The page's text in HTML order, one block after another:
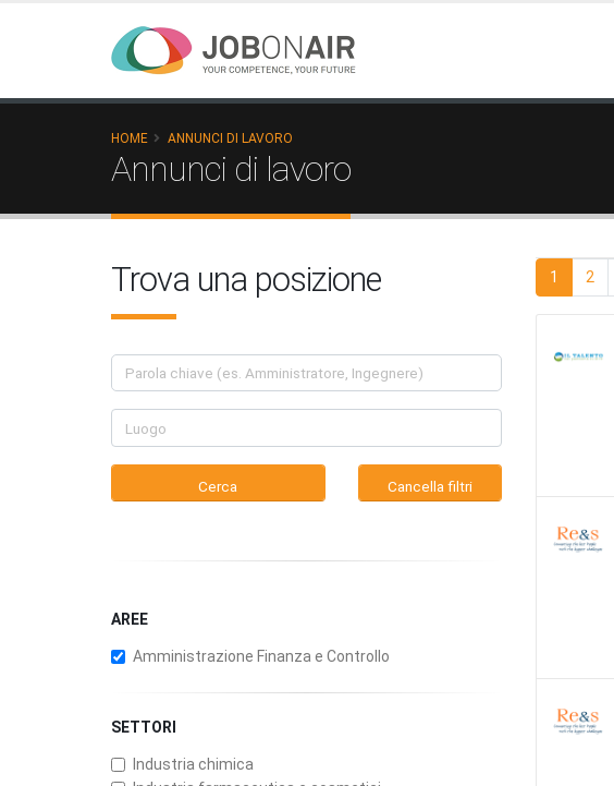
HOME ANNUNCI DI LAVORO
Annunci di lavoro
Trova una posizione
Cancella filtri
AREE
Amministrazione Finanza e Controllo
SETTORI
Industria chimica
1 2